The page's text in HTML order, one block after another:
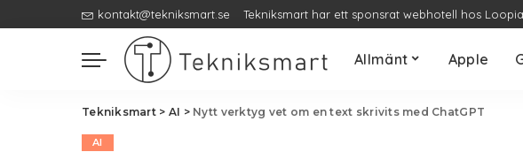
kontakt@tekniksmart.se Tekniksmart har ett sponsrat webhotell hos
Allmänt Apple
Tekniksmart> AI > Nytt verktyg vet om en text skrivits med ChatGPT
AI